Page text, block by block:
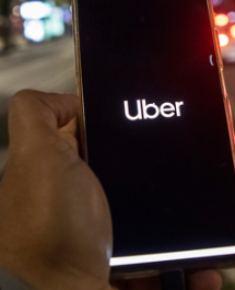
popular por desarrollo de
por feminicidio de Valeria
transporte, entre los
la lista de